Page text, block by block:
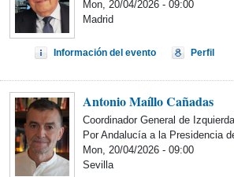
Mon, 20/04/2026 - 09:00
Madrid
Información del evento Perfil
Antonio Maíllo Cañadas
Coordinador General de
Por Andalucía a la Presidencia
Mon, 20/04/2026 - 09:00
Sevilla